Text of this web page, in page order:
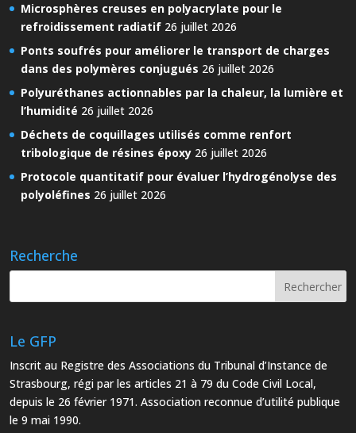
Microsphères creuses en polyacrylate pour le
refroidissement radiatif 26 juillet 2026
Ponts soufrés pour améliorer le transport de charges
dans des polymères conjugués 26 juillet 2026
Polyuréthanes actionnables par la chaleur, la lumière et
l’humidité 26 juillet 2026
Déchets de coquillages utilisés comme renfort
tribologique de résines époxy 26 juillet 2026
Protocole quantitatif pour évaluer l’hydrogénolyse des
polyoléfines 26 juillet 2026
Recherche
Le GFP
Inscrit au Registre des Associations du Tribunal d’Instance de
Strasbourg, régi par les articles 21 à 79 du Code Civil Local,
depuis le 26 février 1971. Association reconnue d’utilité publique
le 9 mai 1990.